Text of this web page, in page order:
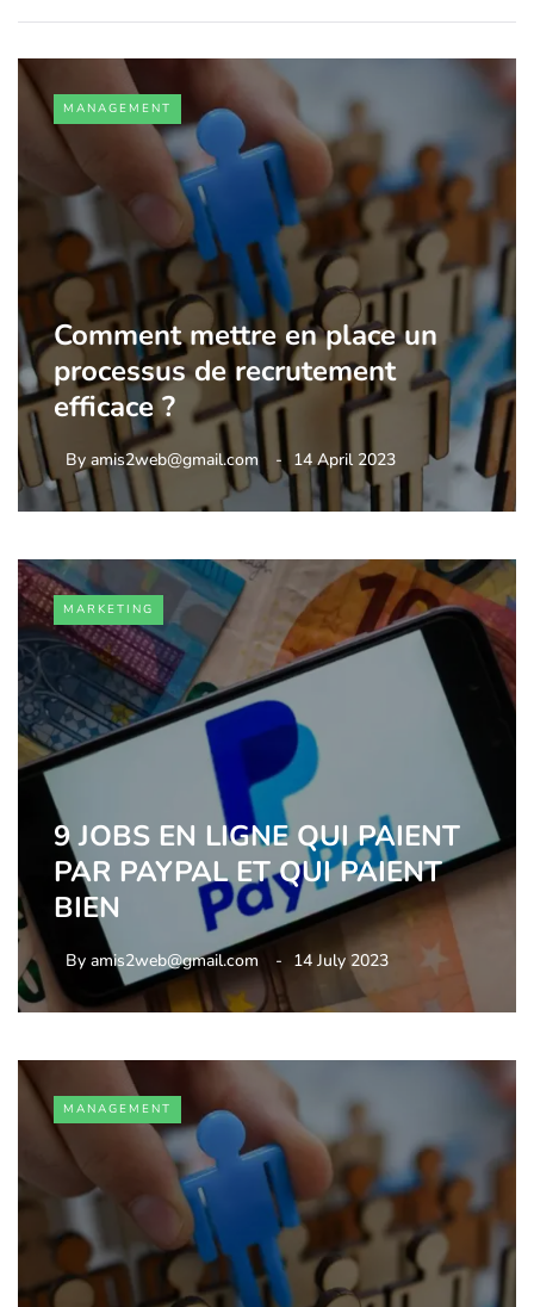
MANAGEMENT
Comment mettre en place un
processus de recrutement
efficace ?
By amis2web@gmail.com 14 April 2023
MARKETING
9 JOBS EN LIGNE QUI PAIENT
PAR PAYPAL ET QUI PAIENT
BIEN
By amis2web@gmail.com 14 July 2023
MANAGEMENT